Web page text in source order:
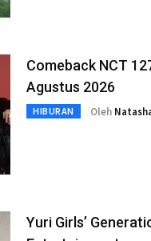
Comeback NCT
Agustus 2026
HIBURAN Oleh
Yuri Girls’